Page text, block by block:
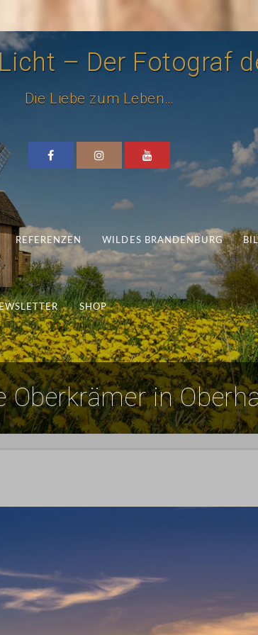
– Der Fotograf
Die Liebe zum Leben…
REFERENZEN WILDES BRANDENBURG
SHOP
Oberkrämer in